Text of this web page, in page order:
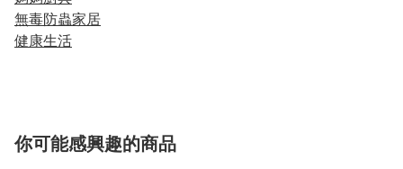
無毒防蟲家居
健康生活
你可能感興趣的商品